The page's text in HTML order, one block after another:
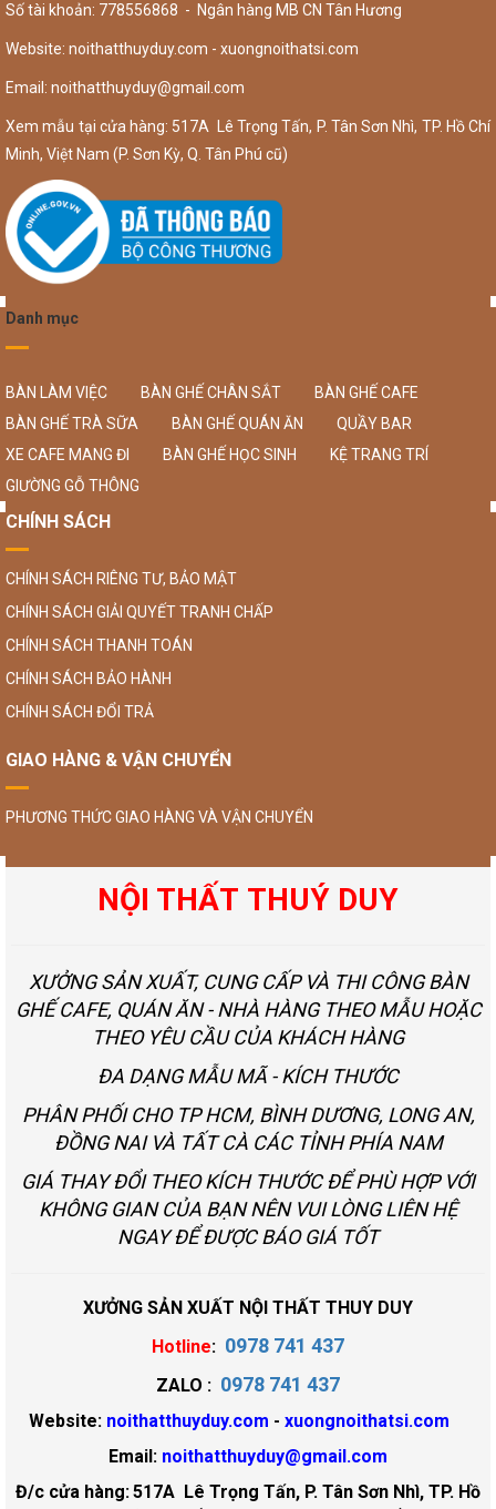
Số tài khoản: 778556868 - Ngân hàng MB CN Tân Hương
Website: noithatthuyduy.com - xuongnoithatsi.com
Email: noithatthuyduy@gmail.com
Xem mẫu tại cửa hàng: 517A Lê Trọng Tấn, P. Tân Sơn Nhì, TP. Hồ Chí
Minh, Việt Nam (P. Sơn Kỳ, Q. Tân Phú cũ)
Danh mục
BÀN LÀM VIỆC BÀN GHẾ CHÂN SẮT
BÀN GHẾ CAFE
BÀN GHẾ TRÀ SỮA
BÀN GHẾ QUÁN ĂN
QUẦY BAR
XE CAFE MANG ĐI
BÀN GHẾ HỌC SINH
KỆ TRANG TRÍ
GIƯỜNG GỖ THÔNG
CHÍNH SÁCH
CHÍNH SÁCH RIÊNG TƯ, BẢO MẬT
CHÍNH SÁCH GIẢI QUYẾT TRANH CHẤP
CHÍNH SÁCH THANH TOÁN
CHÍNH SÁCH BẢO HÀNH
CHÍNH SÁCH ĐỔI TRẢ
GIAO HÀNG & VẬN CHUYỂN
PHƯƠNG THỨC GIAO HÀNG VÀ VẬN CHUYỂN
NỘI THẤT THUÝ DUY
XƯỞNG SẢN XUẤT, CUNG CẤP VÀ THI CÔNG BÀN
GHẾ CAFE, QUÁN ĂN - NHÀ HÀNG THEO MẪU HOẶC
THEO YÊU CẦU CỦA KHÁCH HÀNG
ĐA DẠNG MẪU MÃ - KÍCH THƯỚC
PHÂN PHỐI CHO TP HCM, BÌNH DƯƠNG, LONG AN,
ĐỒNG NAI VÀ TẤT CÀ CÁC TỈNH PHÍA NAM
GIÁ THAY ĐỔI THEO KÍCH THƯỚC ĐỂ PHÙ HỢP VỚI
KHÔNG GIAN CỦA BẠN NÊN VUI LÒNG LIÊN HỆ
NGAY ĐỂ ĐƯỢC BÁO GIÁ TỐT
XƯỞNG SẢN XUẤT NỘI THẤT THUY DUY
Hotline: 0978 741 437
ZALO : 0978 741 437
Website: noithatthuyduy.com - xuongnoithatsi.com
Email: noithatthuyduy@gmail.com
Đ/c cửa hàng:517A Lê Trọng Tấn, P. Tân Sơn Nhì, TP. Hồ